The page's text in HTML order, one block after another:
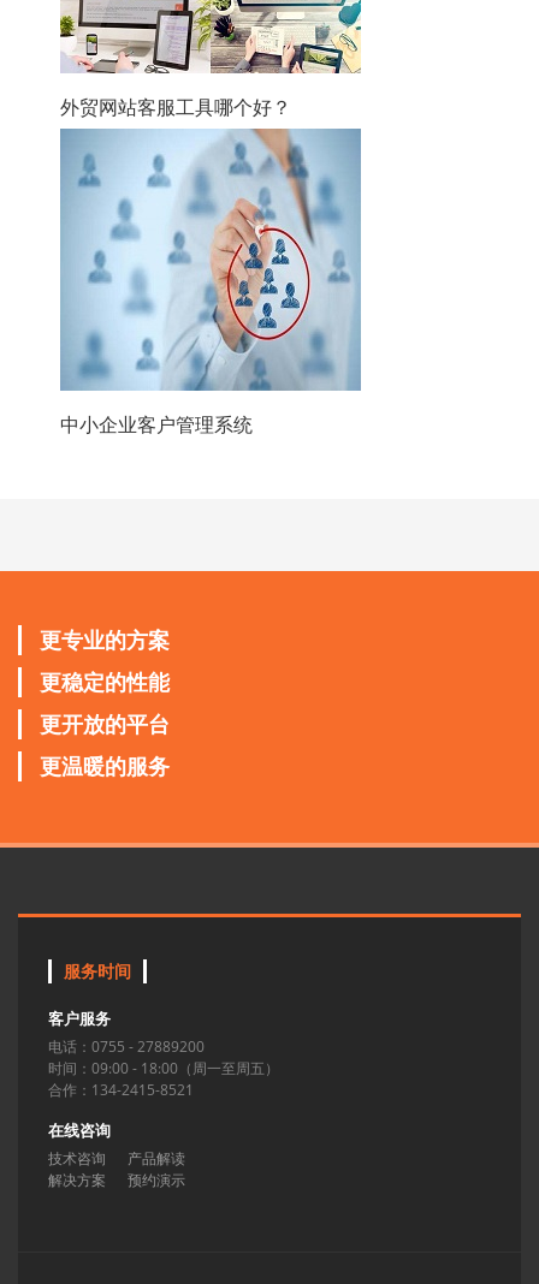
外贸网站客服工具哪个好？
中小企业客户管理系统
更专业的方案
更稳定的性能
更开放的平台
更温暖的服务
服务时间
客户服务
电话：0755 - 27889200
时间：09:00 - 18:00（周一至周五）
合作：134-2415-8521
在线咨询
技术咨询
产品解读
解决方案
预约演示